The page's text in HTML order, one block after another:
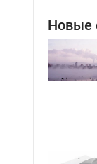
Новые